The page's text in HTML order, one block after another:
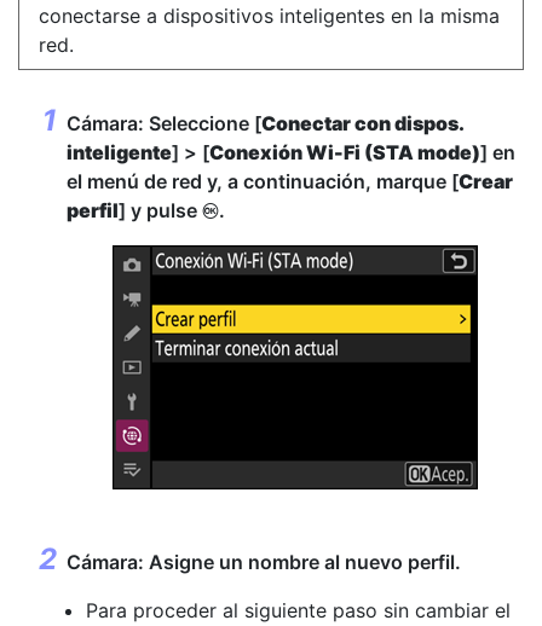
conectarse a dispositivos inteligentes en la misma
red.
Cámara: Seleccione [Conectar con dispos.
inteligente] > [Conexión Wi-Fi (STA mode)] en
el menú de red y, a continuación, marque [Crear
perfil] y pulse J.
Cámara: Asigne un nombre al nuevo perfil.
Para proceder al siguiente paso sin cambiar el